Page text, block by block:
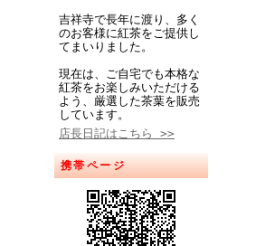
吉祥寺で長年に渡り、多く
のお客様に紅茶をご提供し
てまいりました。
現在は、ご自宅でも本格な
紅茶をお楽しみいただける
よう、厳選した茶葉を販売
しています。
店長日記はこちら >>
携帯ページ